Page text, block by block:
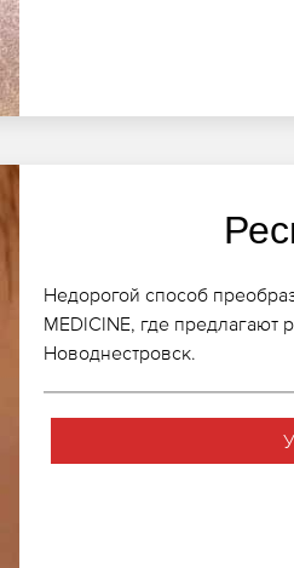
Недорогой способ
MEDICINE, где
Новоднестровск.